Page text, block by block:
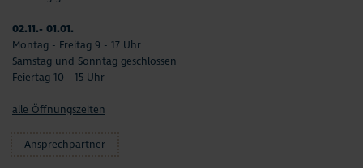
02.11.- 01.01.
Montag - Freitag 9 - 17 Uhr
Samstag und Sonntag geschlossen
Feiertag 10 - 15 Uhr
alle Öffnungszeiten
Ansprechpartner